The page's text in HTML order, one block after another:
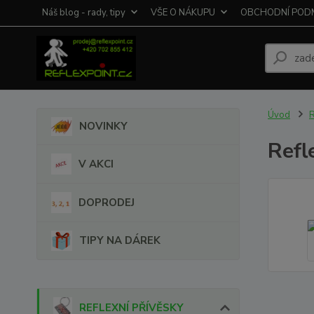
Náš blog - rady, tipy VŠE O NÁKUPU OBCHODNÍ
NOVINKY
V AKCI
DOPRODEJ
TIPY NA DÁREK
REFLEXNÍ PŘÍVĚSKY
Úvod